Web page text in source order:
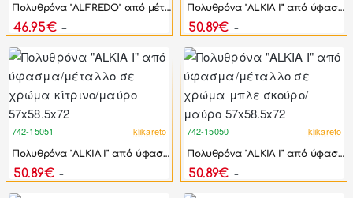
Πολυθρόνα "ALFREDO" από μέταλλο/ύφασμα σε χρώμα μαύρο/μπεζ-καφέ 57x55x76
46.95€
Πολυθρόνα "ALKIA I" από ύφασμα/μέταλλο σε χρώμα εκρού/μαύρο 57x58.5x72
50.89€
-17%
742-15051 klikareto
Πολυθρόνα "ALKIA I" από ύφασμα/μέταλλο σε χρώμα κίτρινο/μαύρο 57x58.5x72
50.89€
-17%
742-15050 klikareto
Πολυθρόνα "ALKIA I" από ύφασμα/μέταλλο σε χρώμα μπλε σκούρο/μαύρο 57x58.5x72
50.89€